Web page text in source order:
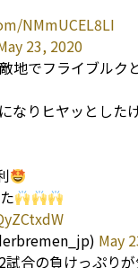
NMmUCEL8LI
23, 2020
地でフライブルク
なりヒヤッとした
May
合の負けっぷり